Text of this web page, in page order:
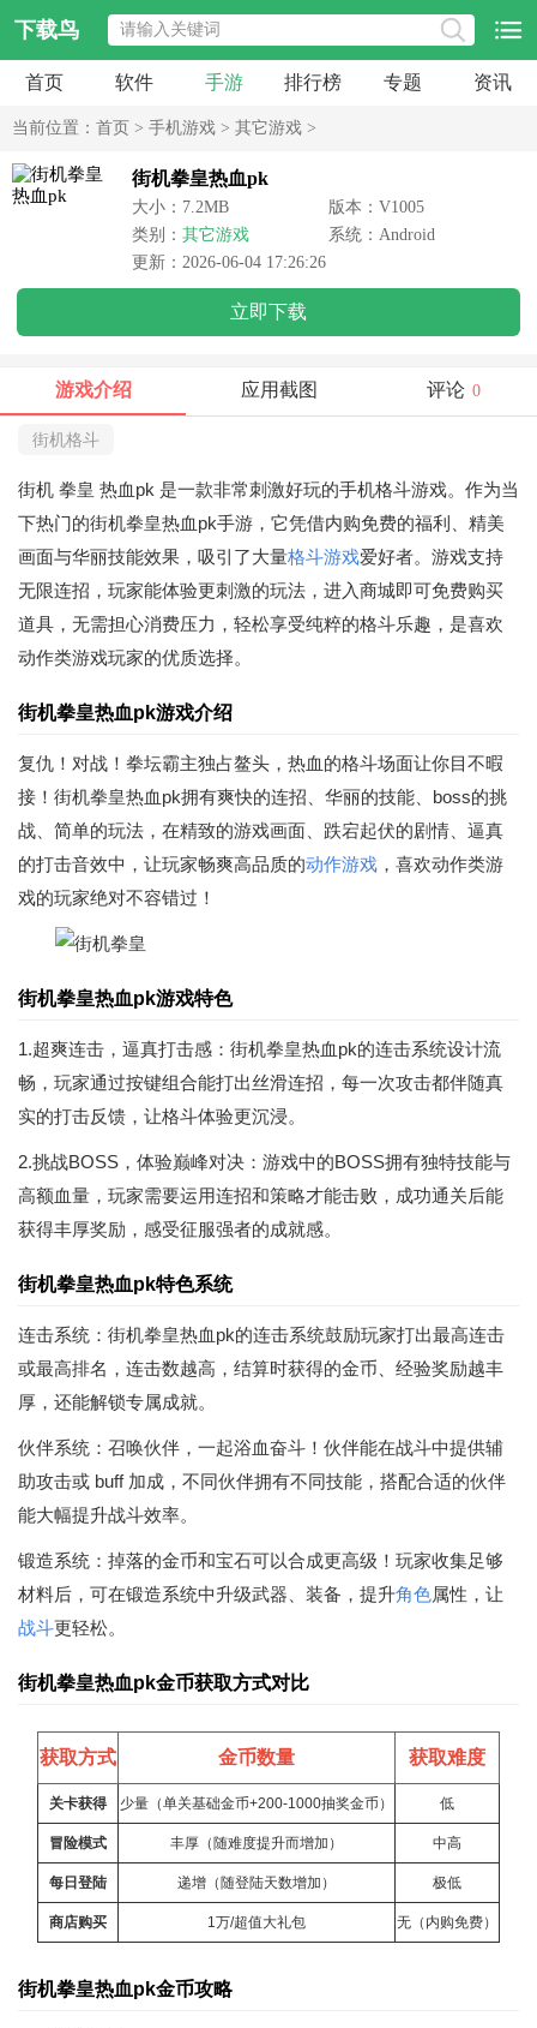
下载鸟
首页 软件 手游 排行榜 专题 资讯
当前位置： 首页 > 手机游戏 > 其它游戏 >
街机拳皇热血pk
大小：7.2MB
版本：V1005
类别： 其它游戏
系统：Android
更新：2026-06-04 17:26:26
立即下载
游戏介绍 应用截图 评论 0
街机格斗
街机 拳皇 热血pk 是一款非常刺激好玩的手机格斗游戏。作为当
下热门的街机拳皇热血pk手游，它凭借内购免费的福利、精美
画面与华丽技能效果，吸引了大量格斗游戏爱好者。游戏支持
无限连招，玩家能体验更刺激的玩法，进入商城即可免费购买
道具，无需担心消费压力，轻松享受纯粹的格斗乐趣，是喜欢
动作类游戏玩家的优质选择。
街机拳皇热血pk游戏介绍
复仇！对战！拳坛霸主独占鳌头，热血的格斗场面让你目不暇
接！街机拳皇热血pk拥有爽快的连招、华丽的技能、boss的挑
战、简单的玩法，在精致的游戏画面、跌宕起伏的剧情、逼真
的打击音效中，让玩家畅爽高品质的动作游戏 ，喜欢动作类游
戏的玩家绝对不容错过！
街机拳皇热血pk游戏特色
1.超爽连击，逼真打击感：街机拳皇热血pk的连击系统设计流
畅，玩家通过按键组合能打出丝滑连招，每一次攻击都伴随真
实的打击反馈，让格斗体验更沉浸。
2.挑战BOSS，体验巅峰对决：游戏中的BOSS拥有独特技能与
高额血量，玩家需要运用连招和策略才能击败，成功通关后能
获得丰厚奖励，感受征服强者的成就感。
街机拳皇热血pk特色系统
连击系统：街机拳皇热血pk的连击系统鼓励玩家打出最高连击
或最高排名，连击数越高，结算时获得的金币、经验奖励越丰
厚，还能解锁专属成就。
伙伴系统：召唤伙伴，一起浴血奋斗！伙伴能在战斗中提供辅
助攻击或 buff 加成，不同伙伴拥有不同技能，搭配合适的伙伴
能大幅提升战斗效率。
锻造系统：掉落的金币和宝石可以合成更高级！玩家收集足够
材料后，可在锻造系统中升级武器、装备，提升角色属性，让
战斗更轻松。
街机拳皇热血pk金币获取方式对比
获取方式 金币数量 获取难度
关卡获得 少量（单关基础金币+200-1000抽奖金币） 低
冒险模式 丰厚（随难度提升而增加） 中高
每日登陆 递增（随登陆天数增加） 极低
商店购买 1万/超值大礼包 无（内购免费）
街机拳皇热血pk金币攻略